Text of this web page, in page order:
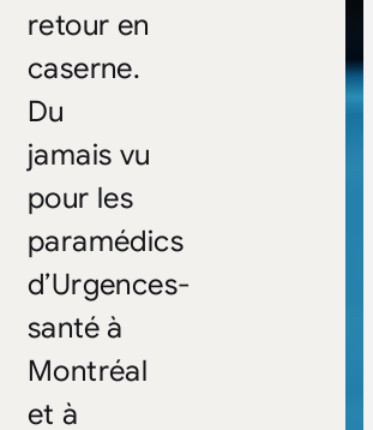
retour en
caserne.
Du
jamais vu
pour les
paramédics
d’Urgences-
santé à
Montréal
et à